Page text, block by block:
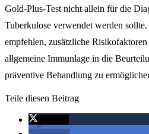
Gold-Plus-Test nicht allein für die
Tuberkulose verwendet werden
empfehlen, zusätzliche
allgemeine Immunlage in die
präventive Behandlung zu
Teile diesen Beitrag